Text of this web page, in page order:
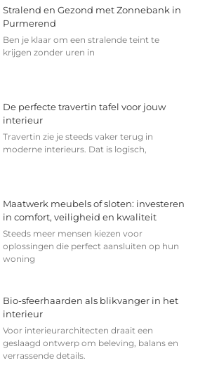
Stralend en Gezond met Zonnebank in
Purmerend
Ben je klaar om een stralende teint te
krijgen zonder uren in
De perfecte travertin tafel voor jouw
interieur
Travertin zie je steeds vaker terug in
moderne interieurs. Dat is logisch,
Maatwerk meubels of sloten: investeren
in comfort, veiligheid en kwaliteit
Steeds meer mensen kiezen voor
oplossingen die perfect aansluiten op hun
woning
Bio-sfeerhaarden als blikvanger in het
interieur
Voor interieurarchitecten draait een
geslaagd ontwerp om beleving, balans en
verrassende details.